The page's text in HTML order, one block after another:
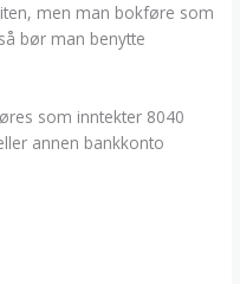
men man bokføre som
bør man benytte
som inntekter 8040
annen bankkonto